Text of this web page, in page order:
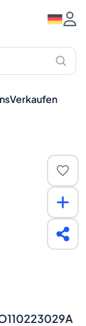
Verkaufen